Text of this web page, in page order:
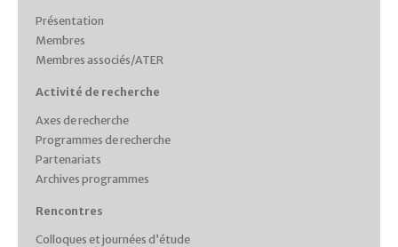
Présentation
Membres
Membres associés/ATER
Activité de recherche
Axes de recherche
Programmes de recherche
Partenariats
Archives programmes
Rencontres
Colloques et journées d’étude